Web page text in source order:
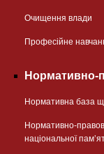
Очищення влади
Професійне
Нормативно-
Нормативна база
Нормативно-
національної